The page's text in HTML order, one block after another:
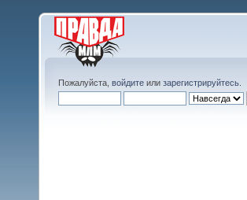
Пожалуйста, войдите или зарегистрируйтесь